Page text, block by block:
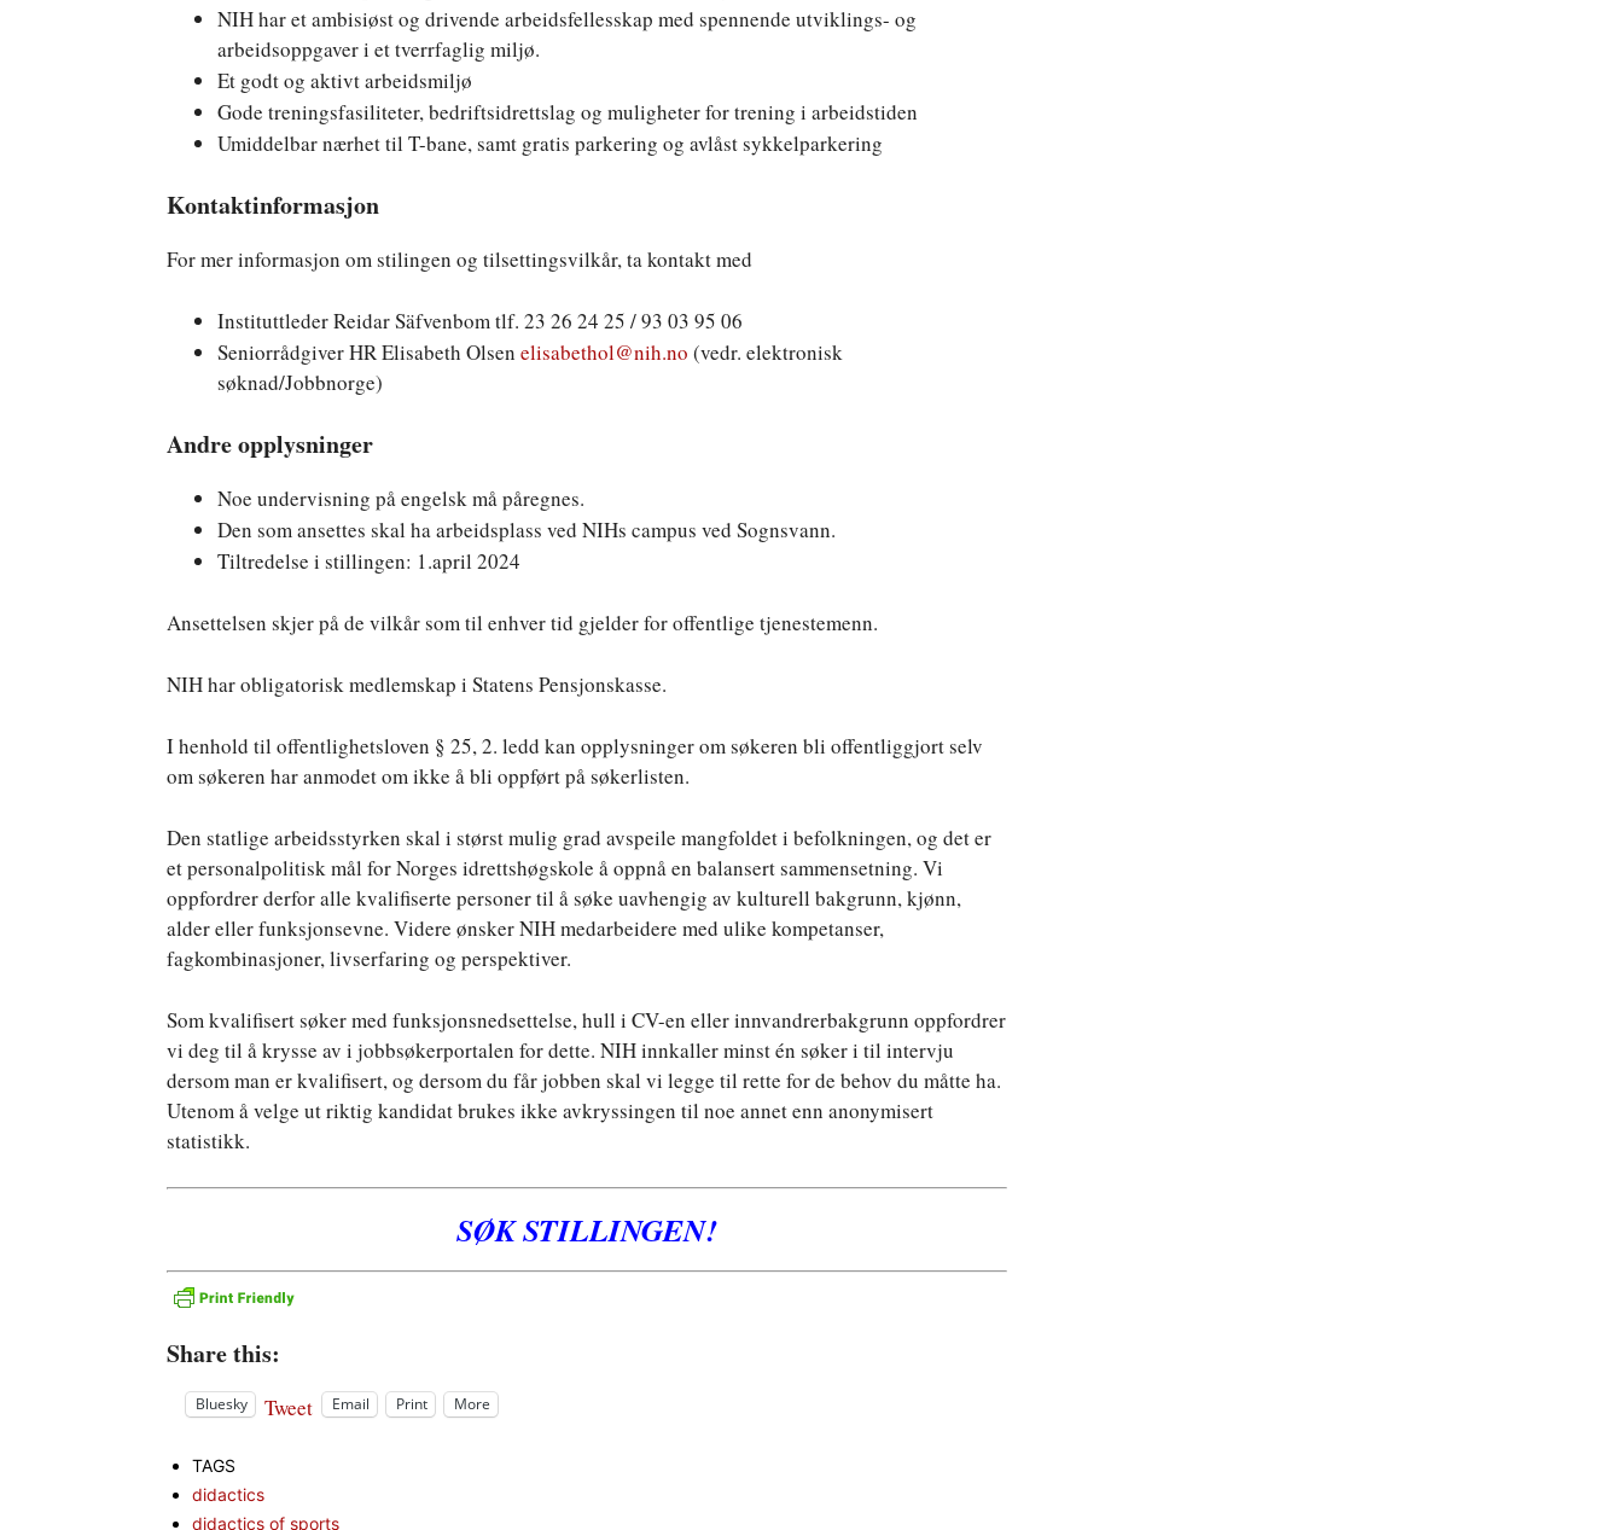
NIH har et ambisiøst og drivende arbeidsfellesskap med spennende utviklings- og
arbeidsoppgaver i et tverrfaglig miljø.
Et godt og aktivt arbeidsmiljø
Gode treningsfasiliteter, bedriftsidrettslag og muligheter for trening i arbeidstiden
Umiddelbar nærhet til T-bane, samt gratis parkering og avlåst sykkelparkering
Kontaktinformasjon
For mer informasjon om stilingen og tilsettingsvilkår, ta kontakt med
Instituttleder Reidar Säfvenbom tlf. 23 26 24 25 / 93 03 95 06
Seniorrådgiver HR Elisabeth Olsen elisabethol@nih.no (vedr. elektronisk
søknad/Jobbnorge)
Andre opplysninger
Noe undervisning på engelsk må påregnes.
Den som ansettes skal ha arbeidsplass ved NIHs campus ved Sognsvann.
Tiltredelse i stillingen: 1.april 2024
Ansettelsen skjer på de vilkår som til enhver tid gjelder for offentlige tjenestemenn.
NIH har obligatorisk medlemskap i Statens Pensjonskasse.
I henhold til offentlighetsloven § 25, 2. ledd kan opplysninger om søkeren bli offentliggjort selv
om søkeren har anmodet om ikke å bli oppført på søkerlisten.
Den statlige arbeidsstyrken skal i størst mulig grad avspeile mangfoldet i befolkningen, og det er
et personalpolitisk mål for Norges idrettshøgskole å oppnå en balansert sammensetning. Vi
oppfordrer derfor alle kvalifiserte personer til å søke uavhengig av kulturell bakgrunn, kjønn,
alder eller funksjonsevne. Videre ønsker NIH medarbeidere med ulike kompetanser,
fagkombinasjoner, livserfaring og perspektiver.
Som kvalifisert søker med funksjonsnedsettelse, hull i CV-en eller innvandrerbakgrunn oppfordrer
vi deg til å krysse av i jobbsøkerportalen for dette. NIH innkaller minst én søker i til intervju
dersom man er kvalifisert, og dersom du får jobben skal vi legge til rette for de behov du måtte ha.
Utenom å velge ut riktig kandidat brukes ikke avkryssingen til noe annet enn anonymisert
statistikk.
SØK STILLINGEN!
Share this:
Bluesky Tweet Email Print More
TAGS
didactics
didactics of sports